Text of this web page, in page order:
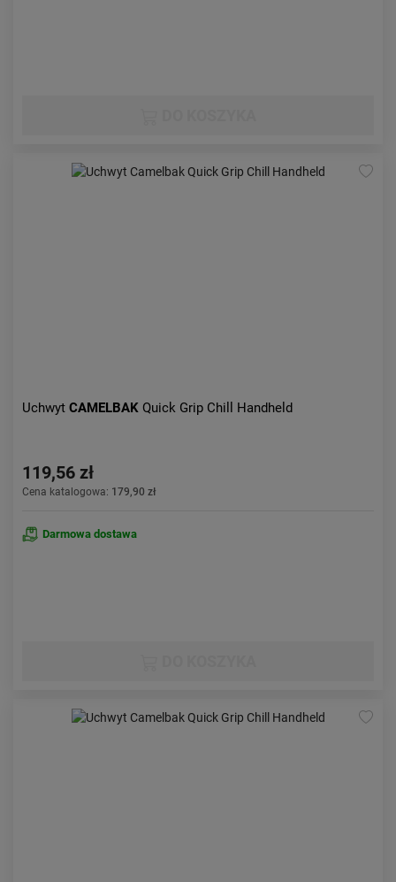
Uchwyt CAMELBAK Quick Grip Chill Handheld
119,56 zł
Cena katalogowa: 179,90 zł
Darmowa dostawa